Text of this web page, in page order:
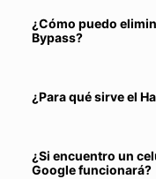
¿Cómo puedo
Bypass?
¿Para qué sirve el
¿Si encuentro un
Google funcionará?